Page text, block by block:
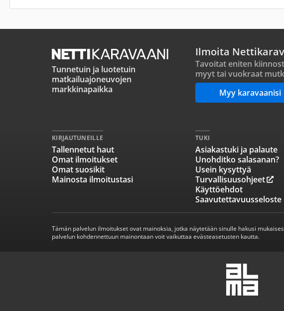
Tunnetuin ja luotetuin
matkailuajoneuvojen
markkinapaikka
Ilmoita
Tavoitat eniten
myyt tai vuokraat
Myy karavaanisi
KIRJAUTUNEILLE
Tallennetut haut
Omat ilmoitukset
Omat suosikit
Mainosta ilmoitustasi
TUKI
Asiakastuki ja palaute
Unohditko salasanan?
Usein kysyttyä
Turvallisuusohjeet
Käyttöehdot
Saavutettavuusseloste
Tämän palvelun ilmoitukset ovat mainoksia, jotka näytetään sinulle hakusi
palvelun kohdennettuun mainontaan voit vaikuttaa evästeasetusten kautta.